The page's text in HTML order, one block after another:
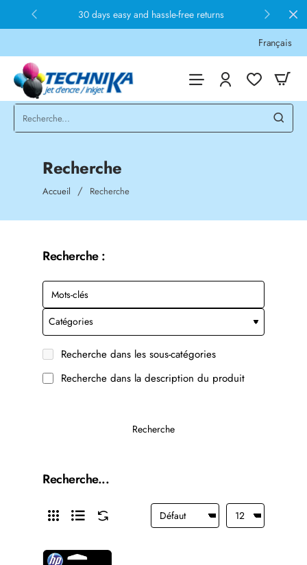
30 days easy and hassle-free returns
Français
Recherche
Accueil homeRecherche
Recherche :
Recherche dans les sous-catégories
Recherche dans la description du produit
Recherche
Recherche...